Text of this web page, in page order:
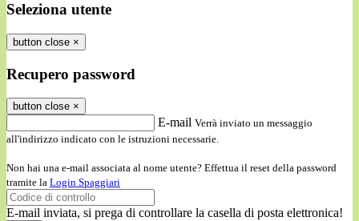
Seleziona utente
button close ×
Recupero password
button close ×
E-mail Verrà inviato un messaggio
all'indirizzo indicato con le istruzioni necessarie.
Non hai una e-mail associata al nome utente? Effettua il reset della password
tramite la Login Spaggiari
E-mail inviata, si prega di controllare la casella di posta elettronica!